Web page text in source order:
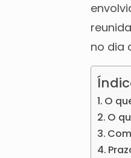
no dia
O
O